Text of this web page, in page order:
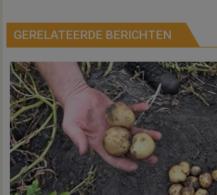
GERELATEERDE BERICHTEN